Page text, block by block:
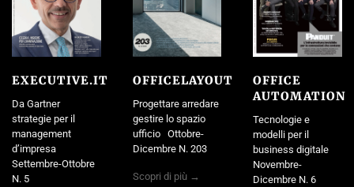
EXECUTIVE.IT
Da Gartner
strategie per il
management
d’impresa
Settembre-Ottobre
N. 5
OFFICELAYOUT
Progettare arredare
gestire lo spazio
ufficio Ottobre-
Dicembre N. 203
Scopri di più →
OFFICE
AUTOMATION
Tecnologie e
modelli per il
business digitale
Novembre-
Dicembre N. 6